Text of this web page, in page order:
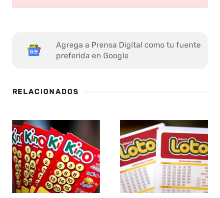
Agrega a Prensa Digital como tu fuente
preferida en Google
RELACIONADOS